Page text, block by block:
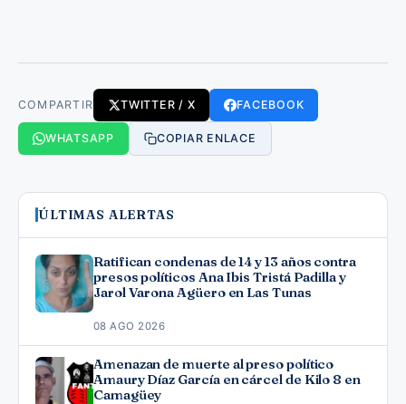
COMPARTIR TWITTER / X FACEBOOK
WHATSAPP COPIAR ENLACE
ÚLTIMAS ALERTAS
Ratifican condenas de 14 y 13 años contra
presos políticos Ana Ibis Tristá Padilla y
Jarol Varona Agüero en Las Tunas
08 AGO 2026
Amenazan de muerte al preso político
Amaury Díaz García en cárcel de Kilo 8 en
Camagüey